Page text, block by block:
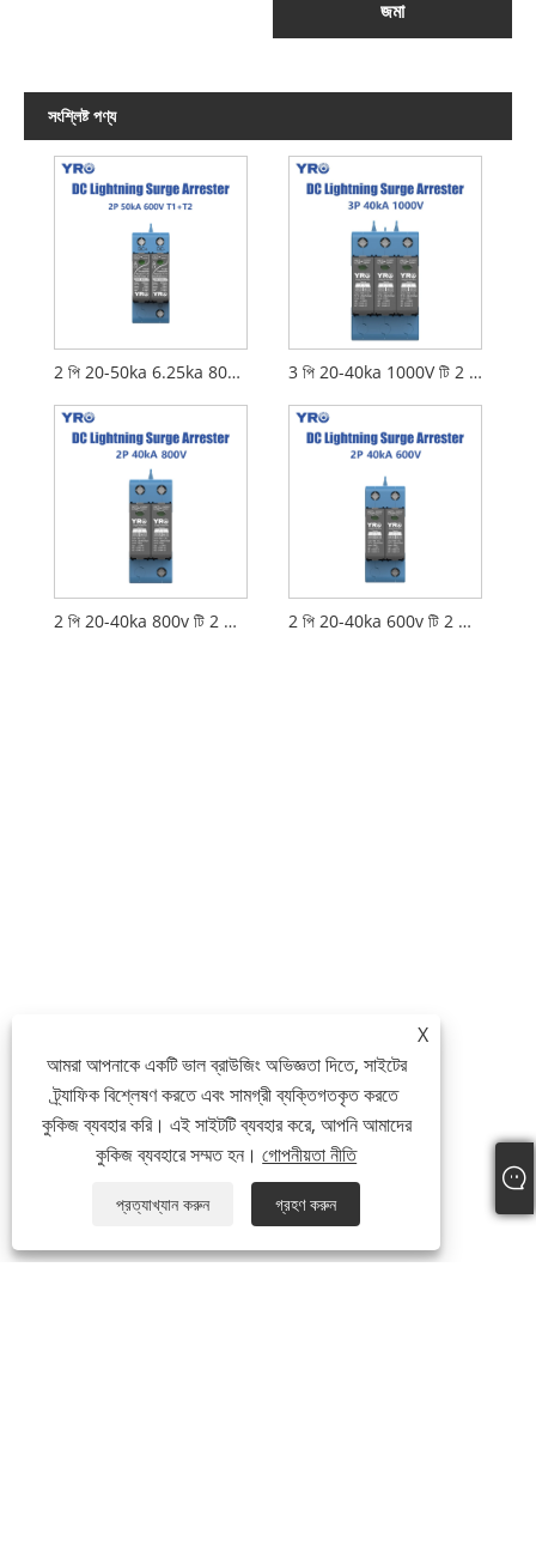
জমা
সংশ্লিষ্ট পণ্য
2 পি 20-50ka 6.25ka 800V টি 1 টি 2 ডিসি এসপিডি 3 পি 20-40ka 1000V টি 2 ডিসি এসপিডি
2 পি 20-40ka 800v টি 2 ডিসি এসপিডি 2 পি 20-40ka 600v টি 2 ডিসি এসপিডি
X
আমরা আপনাকে একটি ভাল ব্রাউজিং অভিজ্ঞতা দিতে, সাইটের
ট্র্যাফিক বিশ্লেষণ করতে এবং সামগ্রী ব্যক্তিগতকৃত করতে
কুকিজ ব্যবহার করি। এই সাইটটি ব্যবহার করে, আপনি আমাদের
কুকিজ ব্যবহারে সম্মত হন।গোপনীয়তা নীতি
প্রত্যাখ্যান করুন গ্রহণ করুন